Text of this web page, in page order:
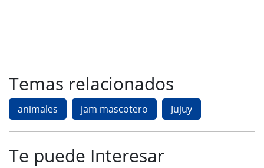
Temas relacionados
animales jam mascotero Jujuy
Te puede Interesar